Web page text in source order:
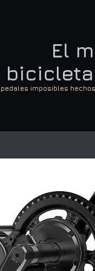
El
pedales imposibles